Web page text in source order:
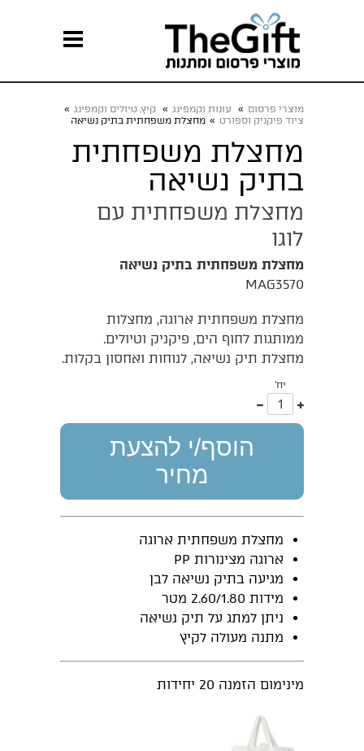
מוצרי פרסום » עונות וקמפינג » קיץ, טיולים וקמפינג »
ציוד פיקניק וספורט » מחצלת משפחתית בתיק נשיאה
מחצלת משפחתית
בתיק נשיאה
מחצלת משפחתית עם
לוגו
מחצלת משפחתית בתיק נשיאה
MAG3570
מחצלת משפחתית ארוגה, מחצלות
ממותגות לחוף הים, פיקניק וטיולים.
מחצלת תיק נשיאה, לנוחות ואחסון בקלות.
יח'
עוד
אחד
הוסף/י להצעת
מחיר
מחצלת משפחתית ארוגה
ארוגה מצינורות PP
מגיעה בתיק נשיאה לבן
מידות 2.60/1.80 מטר
ניתן למתג על תיק נשיאה
מתנה מעולה לקיץ
מינימום הזמנה 20 יחידות